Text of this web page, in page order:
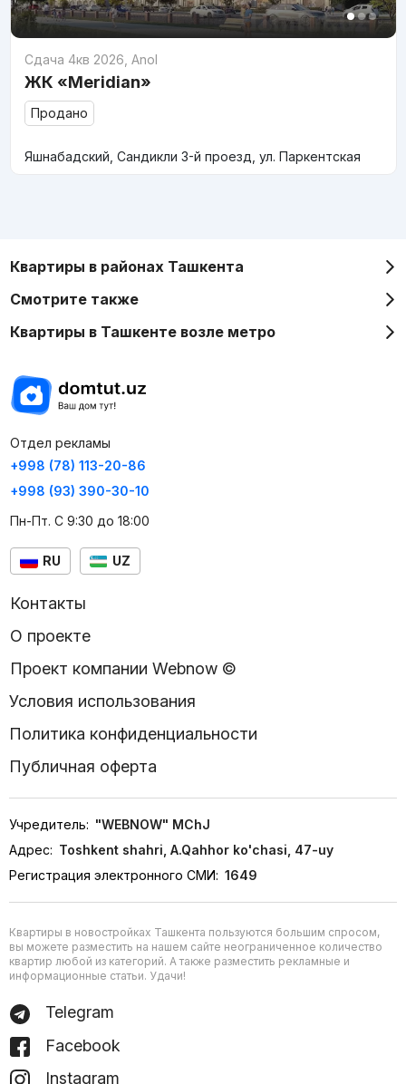
Сдача 4кв 2026 Anol
ЖК «Meridian»
Продано
Яшнабадский, Сандикли 3-й проезд, ул. Паркентская
Квартиры в районах Ташкента
Смотрите также
Квартиры в Ташкенте возле метро
Отдел рекламы
+998 (78) 113-20-86
+998 (93) 390-30-10
Пн-Пт. С 9:30 до 18:00
RU UZ
Контакты
О проекте
Проект компании Webnow ©
Условия использования
Политика конфиденциальности
Публичная оферта
Учредитель: "WEBNOW" MChJ
Адрес: Toshkent shahri, A.Qahhor ko'chasi, 47-uy
Регистрация электронного СМИ: 1649
Квартиры в новостройках Ташкента пользуются большим спросом,
вы можете разместить на нашем сайте неограниченное количество
квартир любой из категорий. А также разместить рекламные и
информационные статьи. Удачи!
Telegram
Facebook
Instagram